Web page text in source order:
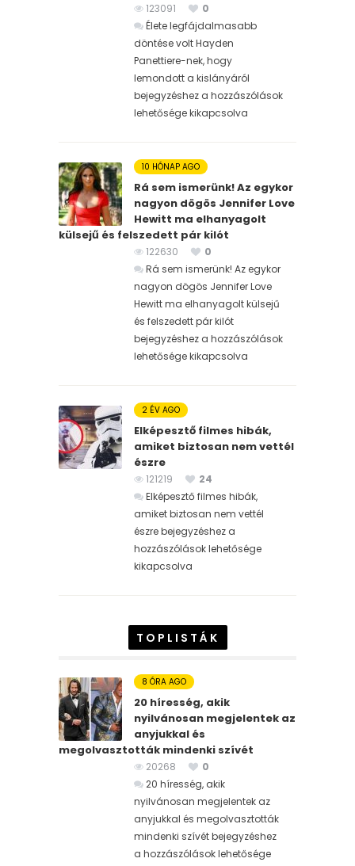
123091
0
Élete legfájdalmasabb
döntése volt Hayden
Panettiere-nek, hogy
lemondott a kislányáról
bejegyzéshez a hozzászólások
lehetősége kikapcsolva
10 HÓNAP AGO
Rá sem ismerünk! Az egykor
nagyon dögös Jennifer Love
Hewitt ma elhanyagolt
külsejű és felszedett pár kilót
122630
0
Rá sem ismerünk! Az egykor
nagyon dögös Jennifer Love
Hewitt ma elhanyagolt külsejű
és felszedett pár kilót
bejegyzéshez a hozzászólások
lehetősége kikapcsolva
2 ÉV AGO
Elképesztő filmes hibák,
amiket biztosan nem vettél
észre
121219
24
Elképesztő filmes hibák,
amiket biztosan nem vettél
észre bejegyzéshez a
hozzászólások lehetősége
kikapcsolva
TOPLISTÁK
8 ÓRA AGO
20 híresség, akik
nyilvánosan megjelentek az
anyjukkal és
megolvasztották mindenki szívét
20268
0
20 híresség, akik
nyilvánosan megjelentek az
anyjukkal és megolvasztották
mindenki szívét bejegyzéshez
a hozzászólások lehetősége